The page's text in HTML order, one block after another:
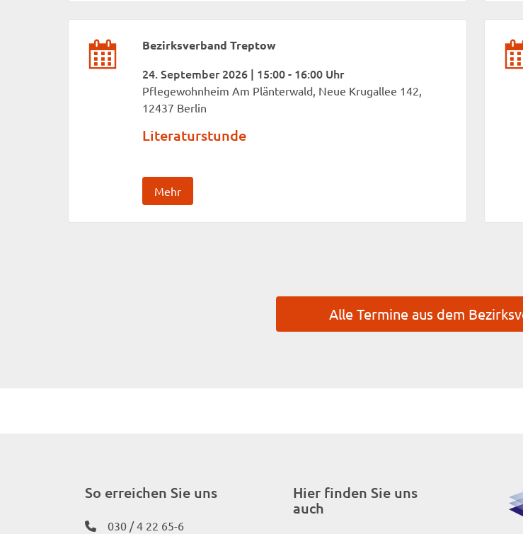
Bezirksverband Treptow
24. September 2026 | 15:00 - 16:00 Uhr
Pflegewohnheim Am Plänterwald, Neue Krugallee 142,
12437 Berlin
Literaturstunde
Mehr
Alle Termine aus dem
So erreichen Sie uns
030 / 4 22 65-6
Hier finden Sie uns
auch